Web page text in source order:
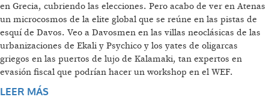
en Grecia, cubriendo las elecciones. Pero acabo de ver en Atenas
un microcosmos de la elite global que se reúne en las pistas de
esquí de Davos. Veo a Davosmen en las villas neoclásicas de las
urbanizaciones de Ekali y Psychico y los yates de oligarcas
griegos en las puertos de lujo de Kalamaki, tan expertos en
evasión fiscal que podrían hacer un workshop en el WEF.
LEER MÁS